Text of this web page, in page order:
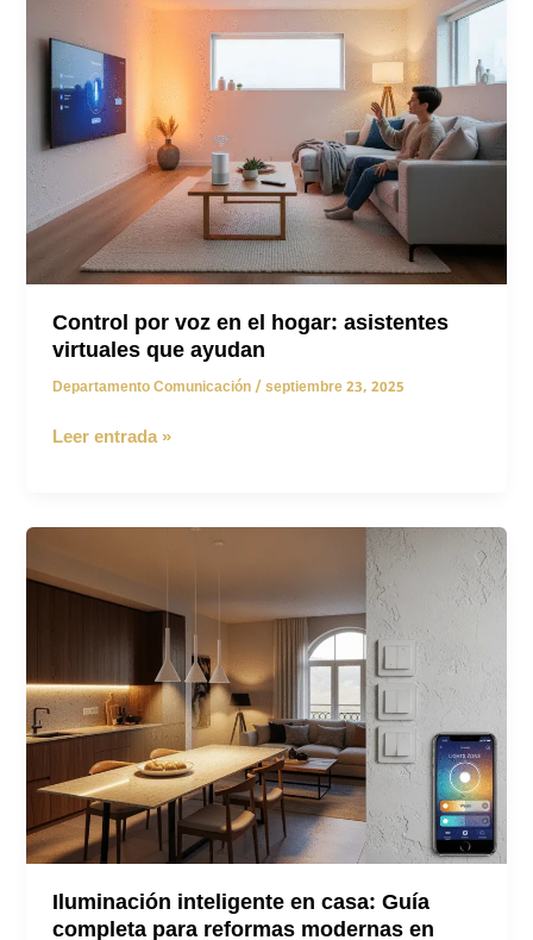
para
transformar
tu
negocio
Control por voz en el hogar: asistentes
virtuales que ayudan
Departamento Comunicación/septiembre 23, 2025
Control
en
hogar:
asistentes
ayudan
Leer entrada »
Iluminación inteligente en casa: Guía
completa para reformas modernas en